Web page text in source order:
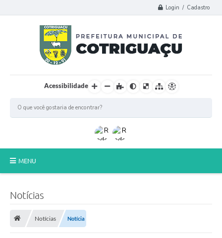
Login / Cadastro
Acessibilidade
MENU
A Prefeitura
Notícias
Notícias Notícia